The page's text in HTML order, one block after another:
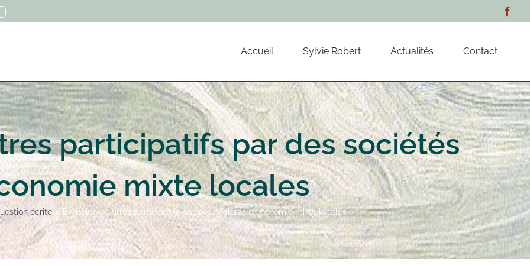
Accueil Sylvie Robert Actualités Contact
participatifs par des sociétés
mixte locales
écrite Émission de titres participatifs par des sociétés d’économie mixte locales